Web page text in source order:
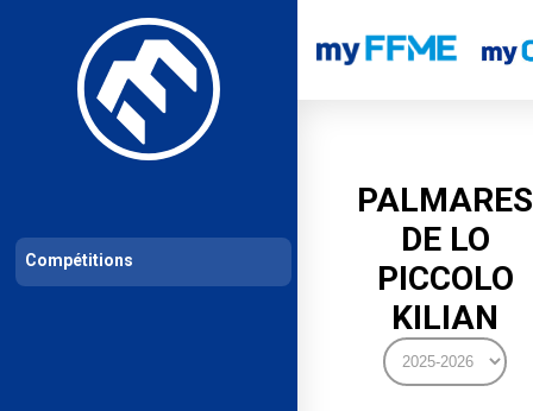
Les compétitions Calendrier de compétitions Classements
PALMARES
DE LO
PICCOLO
KILIAN
Compétitions